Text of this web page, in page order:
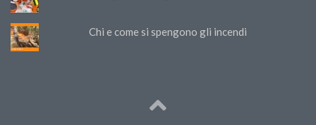
Chi e come si spengono gli incendi